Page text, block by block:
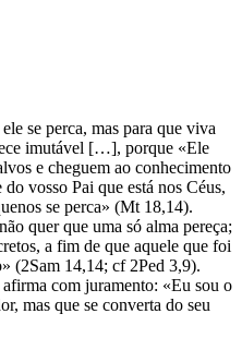
se perca, mas para que viva
imutável […], porque «Ele
e cheguem ao conhecimento
vosso Pai que está nos Céus,
se perca» (Mt 18,14).
quer que uma só alma pereça;
a fim de que aquele que foi
(2Sam 14,14; cf 2Ped 3,9).
com juramento: «Eu sou o
mas que se converta do seu